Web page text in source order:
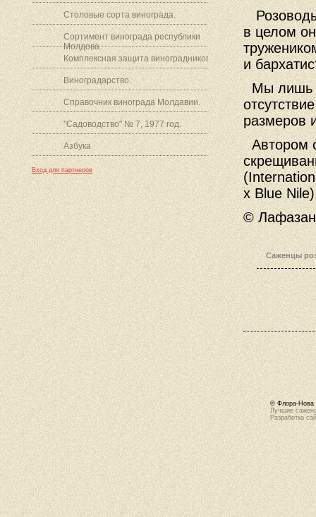
Столовые сорта винограда.
Сортимент винограда республики
Молдова.
Комплексная защита виноградников.
Виноградарство.
Справочник винограда Молдавии.
"Садоводство" № 7, 1977 год.
Азбука
Вход для партнеров
в целом
и
Мы лишь
размеров
Автором
х Blue
©
Саженцы
© Флора-Нова
Лучшие
Разработка